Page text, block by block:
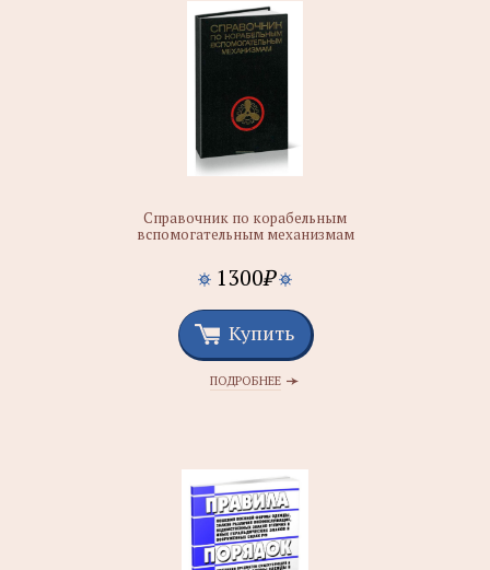
Справочник по корабельным
вспомогательным механизмам
1300₽
Купить
ПОДРОБНЕЕ